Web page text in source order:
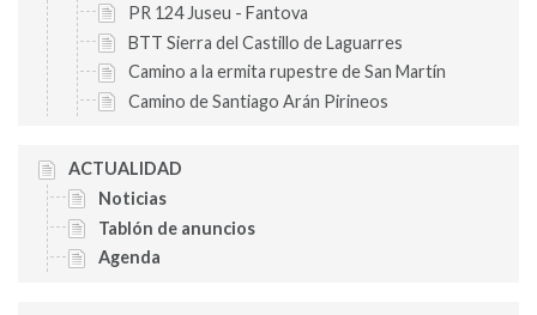
PR 124 Juseu - Fantova
BTT Sierra del Castillo de Laguarres
Camino a la ermita rupestre de San Martín
Camino de Santiago Arán Pirineos
ACTUALIDAD
Noticias
Tablón de anuncios
Agenda